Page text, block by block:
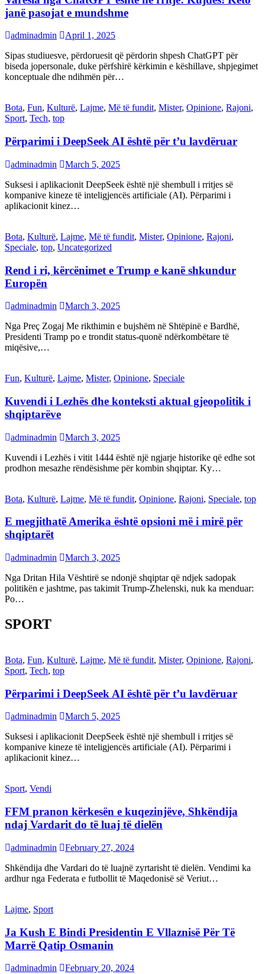
janë pasojat e mundshme
adminadmin
April 1, 2025
Sipas studiuesve, përdoruesit që përdorin shpesh ChatGPT për
biseda jopersonale, duke përfshirë kërkimin e këshillave, shpjegimet
konceptuale dhe ndihmën për…
Bota, Fun, Kulturë, Lajme, Më të fundit, Mister, Opinione, Rajoni,
Sport, Tech, top
Përparimi i DeepSeek AI është për t’u lavdëruar
adminadmin
March 5, 2025
Suksesi i aplikacionit DeepSeek është një shembull i rritjes së
kompanive kineze të inteligjencës artificiale (AI). Përparimi i
aplikacionit kinez…
Bota, Kulturë, Lajme, Më të fundit, Mister, Opinione, Rajoni,
Speciale, top, Uncategorized
Rend i ri, kërcënimet e Trump e kanë shkundur
Europën
adminadmin
March 3, 2025
Nga Preç Zogaj Me rikthimin e bujshëm në Shtëpinë e Bardhë,
Presidenti Tramp po e trondit status-quonë ndërkombëtare të
miqësive,…
Fun, Kulturë, Lajme, Mister, Opinione, Speciale
Kuvendi i Lezhës dhe konteksti aktual gjeopolitik i
shqiptarëve
adminadmin
March 3, 2025
Kuvendi i Lezhës i vitit 1444 është një ngjarje historike që edhe sot
prodhon mesazhe rëndësishme për kombin shqiptar. Ky…
Bota, Kulturë, Lajme, Më të fundit, Opinione, Rajoni, Speciale, top
E megjithatë Amerika është opsioni më i mirë për
shqiptarët
adminadmin
March 3, 2025
Nga Dritan Hila Vështirë se ndonjë shqiptar që ndjek sadopak
politikën e jashtme, pas takimit Trump-Zhelenski, nuk ka menduar:
Po…
SPORT
Bota, Fun, Kulturë, Lajme, Më të fundit, Mister, Opinione, Rajoni,
Sport, Tech, top
Përparimi i DeepSeek AI është për t’u lavdëruar
adminadmin
March 5, 2025
Suksesi i aplikacionit DeepSeek është një shembull i rritjes së
kompanive kineze të inteligjencës artificiale (AI). Përparimi i
aplikacionit kinez…
Sport, Vendi
FFM pranon kërkesën e kuqezinjëve, Shkëndija
ndaj Vardarit do të luaj të dielën
adminadmin
February 27, 2024
Shkëndija dhe Vardari do të luajnë zyrtarisht të dielën. Vendimi ka
ardhur nga Federata e futbollit të Maqedonisë së Veriut…
Lajme, Sport
Ja Kush E Bindi Presidentin E Vllaznisë Për Të
Marrë Qatip Osmanin
adminadmin
February 20, 2024